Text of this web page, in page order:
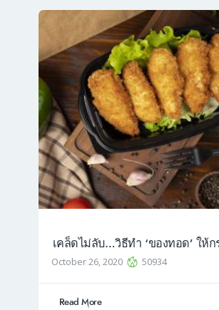
เคล็ดไม่ลับ…วิธีทำ ‘ของทอด’ ให้
October 26, 2020 50934
Read More